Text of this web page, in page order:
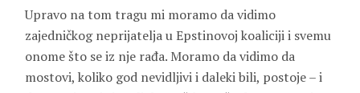
Upravo na tom tragu mi moramo da vidimo
zajedničkog neprijatelja u Epstinovoj koaliciji i svemu
onome što se iz nje rađa. Moramo da vidimo da
mostovi, koliko god nevidljivi i daleki bili, postoje – i